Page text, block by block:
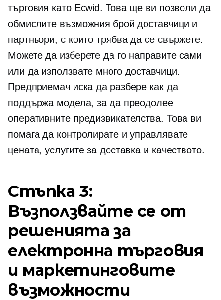
търговия като Ecwid. Това ще ви позволи да
обмислите възможния брой доставчици и
партньори, с които трябва да се свържете.
Можете да изберете да го направите сами
или да използвате много доставчици.
Предприемач иска да разбере как да
поддържа модела, за да преодолее
оперативните предизвикателства. Това ви
помага да контролирате и управлявате
цената, услугите за доставка и качеството.
Стъпка 3:
Възползвайте се от
решенията за
електронна търговия
и маркетинговите
възможности